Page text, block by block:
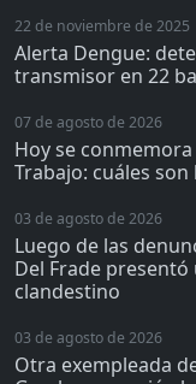
22 de noviembre de 2025
Alerta Dengue:
transmisor en 22
07 de agosto de 2026
Hoy se conmemora
Trabajo: cuáles
03 de agosto de 2026
Luego de las
Del Frade
clandestino
03 de agosto de 2026
Otra exempleada